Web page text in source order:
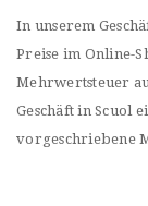
In unserem
Preise im Online-
Mehrwertsteuer
Geschäft in Scuol
vorgeschriebene